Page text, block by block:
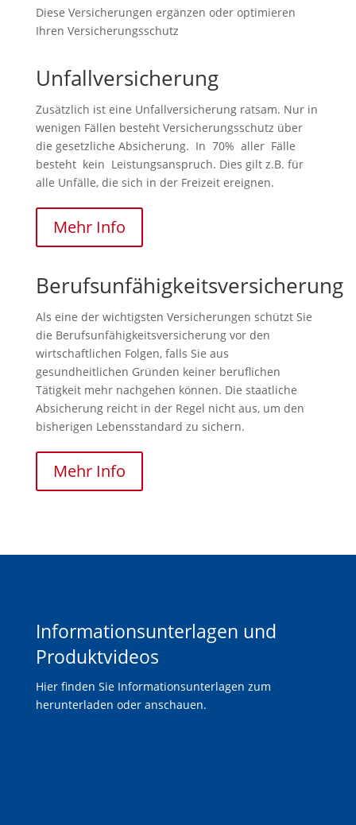
Diese Versicherungen ergänzen oder optimieren
Ihren Versicherungsschutz
Unfallversicherung
Zusätzlich ist eine Unfallversicherung ratsam. Nur in
wenigen Fällen besteht Versicherungsschutz über
die gesetzliche Absicherung. In 70% aller Fälle
besteht kein Leistungsanspruch. Dies gilt z.B. für
alle Unfälle, die sich in der Freizeit ereignen.
Mehr Info
Berufsunfähigkeitsversicherung
Als eine der wichtigsten Versicherungen schützt Sie
die Berufsunfähigkeitsversicherung vor den
wirtschaftlichen Folgen, falls Sie aus
gesundheitlichen Gründen keiner beruflichen
Tätigkeit mehr nachgehen können. Die staatliche
Absicherung reicht in der Regel nicht aus, um den
bisherigen Lebensstandard zu sichern.
Mehr Info
Informationsunterlagen und
Produktvideos
Hier finden Sie Informationsunterlagen zum
herunterladen oder anschauen.